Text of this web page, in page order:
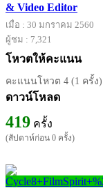
& Video Editor
เมื่อ : 30 มกราคม 2560
ผู้ชม : 7,321
โหวตให้คะแนน
คะแนนโหวต 4 (1 ครั้ง)
ดาวน์โหลด
419 ครั้ง
(สัปดาห์ก่อน 0 ครั้ง)